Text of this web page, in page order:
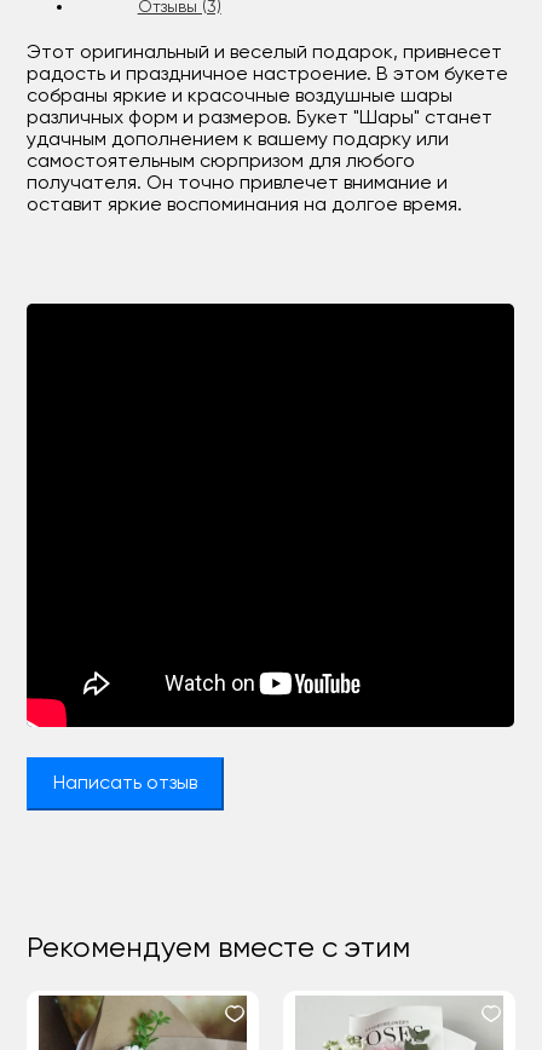
Отзывы (3)
Этот оригинальный и веселый подарок, привнесет
радость и праздничное настроение. В этом букете
собраны яркие и красочные воздушные шары
различных форм и размеров. Букет "Шары" станет
удачным дополнением к вашему подарку или
самостоятельным сюрпризом для любого
получателя. Он точно привлечет внимание и
оставит яркие воспоминания на долгое время.
Написать отзыв
Рекомендуем вместе с этим